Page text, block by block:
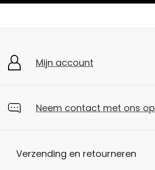
Mijn account
Neem contact met ons op
Verzending en retourneren